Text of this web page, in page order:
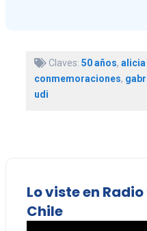
Claves: 50 años, alicia
conmemoraciones,
udi
Lo viste en
Chile